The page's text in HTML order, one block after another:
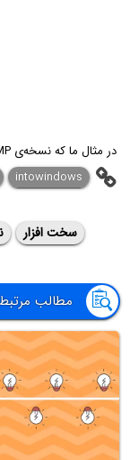
در مثال ما که نسخه‌ی LMP عدد ۸.۴۰۹۶ بوده، بلوتوث ۴.۲ است.
intowindows
سخت افزار
مطالب